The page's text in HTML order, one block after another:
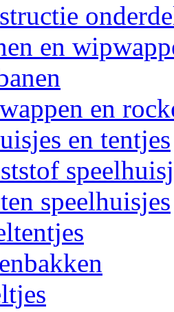
en
en
en tentjes
speelhuisjes